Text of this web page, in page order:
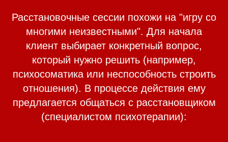
Расстановочные сессии похожи на "игру со
многими неизвестными". Для начала
клиент выбирает конкретный вопрос,
который нужно решить (например,
психосоматика или неспособность строить
отношения). В процессе действия ему
предлагается общаться с расстановщиком
(специалистом психотерапии):